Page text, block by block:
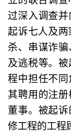
过深入调查
起诉七人及
杀、串谋诈
及逃税等。
程中担任不
其聘用的注
董事。被起
修工程的工程